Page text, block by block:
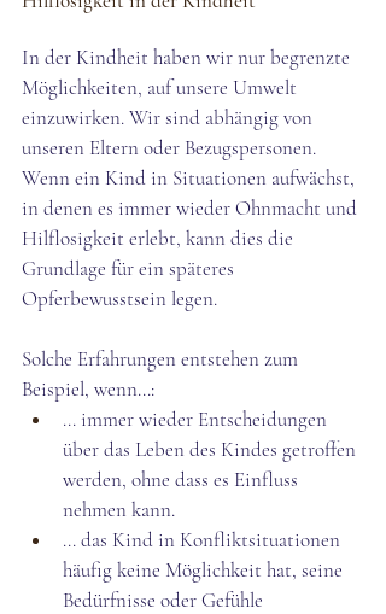
In der Kindheit haben wir nur begrenzte
Möglichkeiten, auf unsere Umwelt
einzuwirken. Wir sind abhängig von
unseren Eltern oder Bezugspersonen.
Wenn ein Kind in Situationen aufwächst,
in denen es immer wieder Ohnmacht und
Hilflosigkeit erlebt, kann dies die
Grundlage für ein späteres
Opferbewusstsein legen.
Solche Erfahrungen entstehen zum
Beispiel, wenn...:
... immer wieder Entscheidungen
über das Leben des Kindes getroffen
werden, ohne dass es Einfluss
nehmen kann.
... das Kind in Konfliktsituationen
häufig keine Möglichkeit hat, seine
Bedürfnisse oder Gefühle